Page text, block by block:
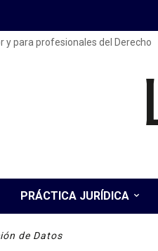
y para profesionales del Derecho
PRÁCTICA JURÍDICA
de Datos